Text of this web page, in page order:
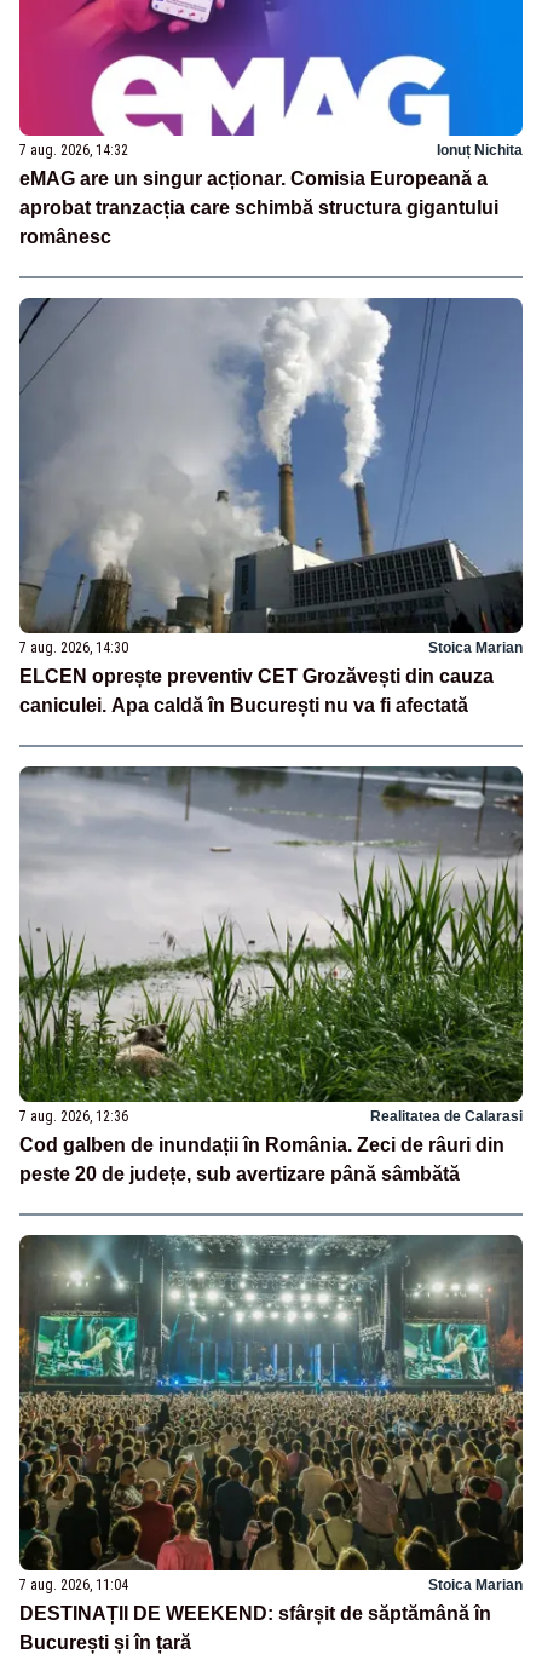
7 aug. 2026, 14:32 Ionuț Nichita
eMAG are un singur acționar. Comisia Europeană a
aprobat tranzacția care schimbă structura gigantului
românesc
7 aug. 2026, 14:30 Stoica Marian
ELCEN oprește preventiv CET Grozăvești din cauza
caniculei. Apa caldă în București nu va fi afectată
7 aug. 2026, 12:36 Realitatea de Calarasi
Cod galben de inundații în România. Zeci de râuri din
peste 20 de județe, sub avertizare până sâmbătă
7 aug. 2026, 11:04 Stoica Marian
DESTINAȚII DE WEEKEND: sfârșit de săptămână în
București și în țară